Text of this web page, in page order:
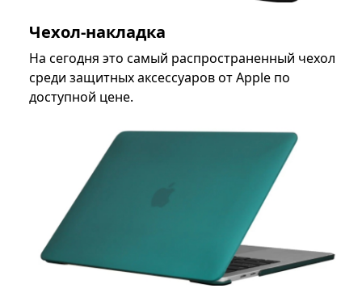
Чехол-накладка
На сегодня это самый распространенный чехол
среди защитных аксессуаров от Apple по
доступной цене.